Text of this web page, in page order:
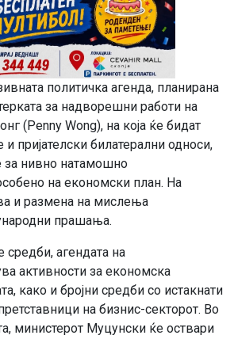
политичка агенда, планирана
за надворешни работи на
(Penny Wong), на која ќе бидат
пријателски билатерални односи,
за нивно натамошно
на економски план. На
и размена на мислења
прашања.
средби, агендата на
активности за економска
како и бројни средби со истакнати
на бизнис-секторот. Во
министерот Муцунски ќе оствари